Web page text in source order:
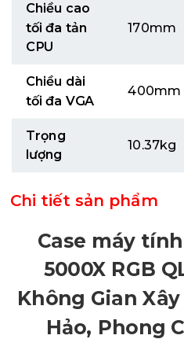
Chiều cao
tối đa tản
CPU
170mm
Chiều dài
tối đa VGA
400mm
Trọng
lượng
10.37kg
Chi tiết sản phẩm
Case máy
5000X RGB
Không Gian
Hảo, Phong